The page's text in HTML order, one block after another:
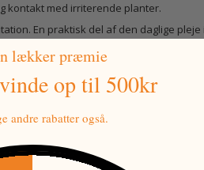
kontakt med irriterende planter.
En praktisk del af den daglige pleje
lækker præmie
op til 500kr
andre rabatter også.